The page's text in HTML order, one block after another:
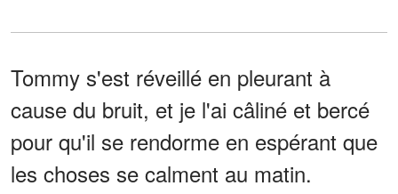
Tommy s'est réveillé en pleurant à
cause du bruit, et je l'ai câliné et bercé
pour qu'il se rendorme en espérant que
les choses se calment au matin.